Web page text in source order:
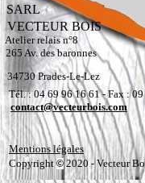
SARL
VECTEUR BOIS
Atelier relais n°8
265 Av. des baronnes
34730 Prades-Le-Lez
Tél. : 04 69 96 16 61 - Fax : 09
contact@vecteurbois.com
Mentions légales
Copyright©2020 - Vecteur